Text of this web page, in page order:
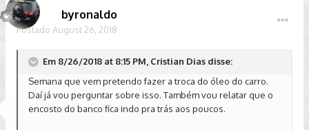
byronaldo
Postado August 26, 2018
Em 8/26/2018 at 8:15 PM, Cristian Dias disse:
Semana que vem pretendo fazer a troca do óleo do carro.
Daí já vou perguntar sobre isso. Também vou relatar que o
encosto do banco fica indo pra trás aos poucos.